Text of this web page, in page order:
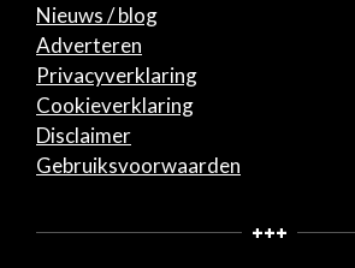
Nieuws / blog
Adverteren
Privacyverklaring
Cookieverklaring
Disclaimer
Gebruiksvoorwaarden
+++